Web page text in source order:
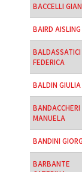
BACCELLI
BAIRD AISLING
BALDASSATICI
FEDERICA
BALDIN GIULIA
BANDACCHERI
MANUELA
BANDINI
BARBANTE